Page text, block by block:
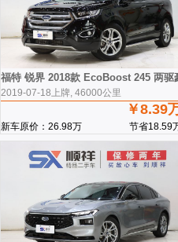
福特 锐界 2018款 EcoBoost 245 两驱
2019-07-18上牌, 46000公里
￥8.39
新车原价：26.98万 节省18.59